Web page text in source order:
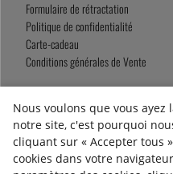
Formulaire de rétractation
Politique de confidentialité
Carte-cadeau
Conditions générales de Vente
2026
Nous voulons que vous
notre site, c'est pourquoi
cliquant sur « Accepter tous
cookies dans votre